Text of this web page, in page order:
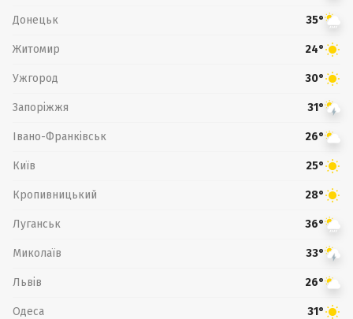
Донецьк 35°
Житомир 24°
Ужгород 30°
Запоріжжя 31°
Івано-Франківськ 26°
Київ 25°
Кропивницький 28°
Луганськ 36°
Миколаїв 33°
Львів 26°
Одеса 31°